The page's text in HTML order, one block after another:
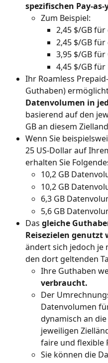
spezifischen Pay-
Zum Beispiel:
2,45 $/GB
2,45 $/GB
3,95 $/GB für
4,45 $/GB für
Ihr Roamless
Guthaben)
Datenvolumen in
basierend auf den
GB an diesem
Wenn Sie
25 US-Dollar auf
erhalten Sie
10,2 GB
10,2 GB
6,3 GB
5,6 GB
Das gleiche
Reisezielen genutzt
ändert sich jedoch je
den dort geltenden
Ihre Guthaben
verbraucht.
Der
Datenvolumen
dynamisch an
jeweiligen
faire und flexible
Sie können die